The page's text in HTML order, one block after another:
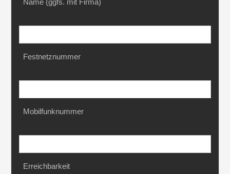
Festnetznummer
Mobilfunknummer
Erreichbarkeit